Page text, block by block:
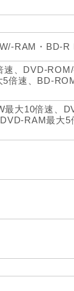
RAM・BD-R
、DVD-
倍速、BD-
大10倍速、
RAM最大